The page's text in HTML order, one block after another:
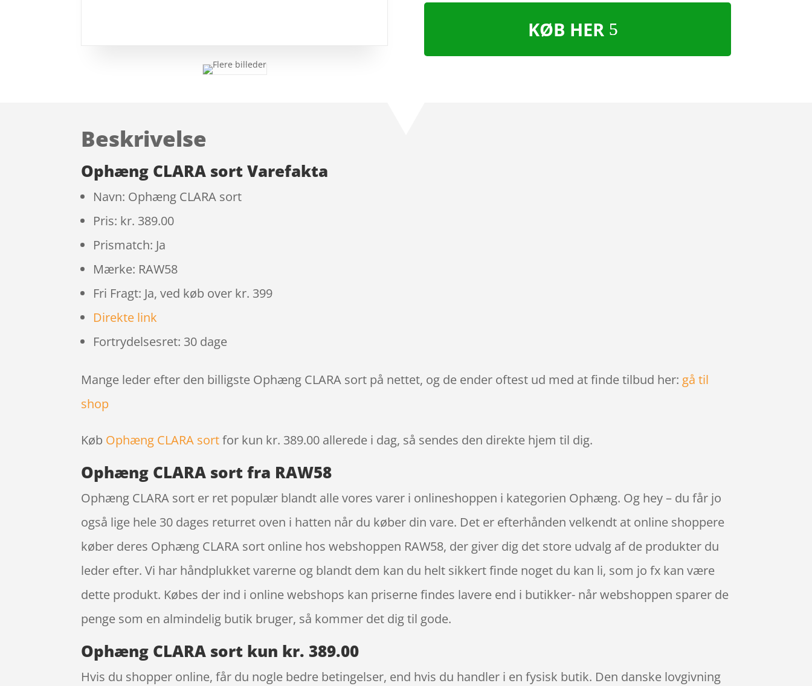
KØB HER
Beskrivelse
Ophæng CLARA sort Varefakta
Navn: Ophæng CLARA sort
Pris: kr. 389.00
Prismatch: Ja
Mærke: RAW58
Fri Fragt: Ja, ved køb over kr. 399
Direkte link
Fortrydelsesret: 30 dage
Mange leder efter den billigste Ophæng CLARA sort på nettet, og de ender oftest ud med at finde tilbud her:gå til
shop
Køb Ophæng CLARA sortfor kun kr. 389.00 allerede i dag, så sendes den direkte hjem til dig.
Ophæng CLARA sort fra RAW58
Ophæng CLARA sort er ret populær blandt alle vores varer i onlineshoppen i kategorien Ophæng. Og hey – du får jo
også lige hele 30 dages returret oven i hatten når du køber din vare. Det er efterhånden velkendt at online shoppere
køber deres Ophæng CLARA sort online hos webshoppen RAW58, der giver dig det store udvalg af de produkter du
leder efter. Vi har håndplukket varerne og blandt dem kan du helt sikkert finde noget du kan li, som jo fx kan være
dette produkt. Købes der ind i online webshops kan priserne findes lavere end i butikker- når webshoppen sparer de
penge som en almindelig butik bruger, så kommer det dig til gode.
Ophæng CLARA sort kun kr. 389.00
Hvis du shopper online, får du nogle bedre betingelser, end hvis du handler i en fysisk butik. Den danske lovgivning